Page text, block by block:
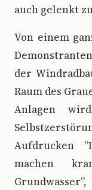
auch gelenkt
Von einem
der
Raum des
Anlagen
Aufdrucken
machen